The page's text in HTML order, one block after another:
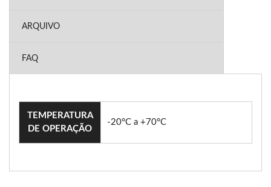
ARQUIVO
FAQ
TEMPERATURA
DE OPERAÇÃO
-20°C a +70°C